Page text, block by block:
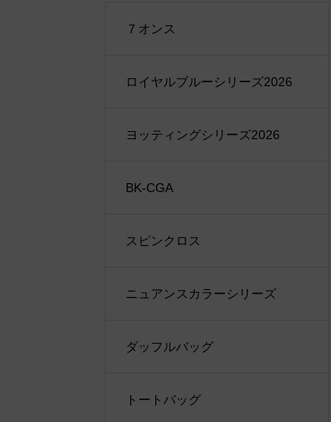
７オンス
ロイヤルブルーシリーズ2026
ヨッティングシリーズ2026
BK-CGA
スピンクロス
ニュアンスカラーシリーズ
ダッフルバッグ
トートバッグ